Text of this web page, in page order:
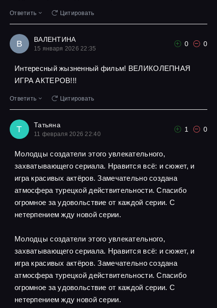
Ответить Цитировать
В ВАЛЕНТИНА
15 января 2026 22:35
0 0
Интересный жызненный фильм! ВЕЛИКОЛЕПНАЯ
ИГРА АКТЕРОВ!!!
Ответить Цитировать
Т Татьяна
11 февраля 2026 22:40
1 0
Молодцы создатели этого увлекательного,
захватывающего сериала. Нравится всё: и сюжет, и
игра красивых актёров. Замечательно создана
атмосфера турецкой действительности. Спасибо
огромное за удовольствие от каждой серии. С
нетерпением жду новой серии.
Молодцы создатели этого увлекательного,
захватывающего сериала. Нравится всё: и сюжет, и
игра красивых актёров. Замечательно создана
атмосфера турецкой действительности. Спасибо
огромное за удовольствие от каждой серии. С
нетерпением жду новой серии.